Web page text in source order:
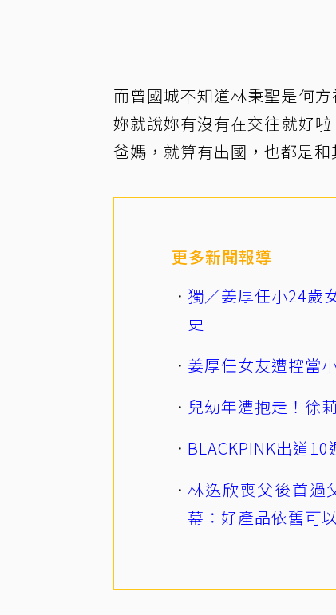
而曾國城不知道林秉聖是何
妳就說妳有沒有在交往就好
爸媽，就算有出國，也都是
更多新聞報導
獨／姜厚任小24歲
史
姜厚任女友遭控當
兒幼年遭抱走！徐
BLACKPINK出道
林逸欣喪父後首
幕：好產品依舊可